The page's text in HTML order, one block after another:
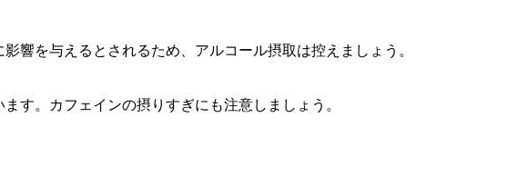
響を与えるとされるため、アルコール摂取は控えましょう。
す。カフェインの摂りすぎにも注意しましょう。